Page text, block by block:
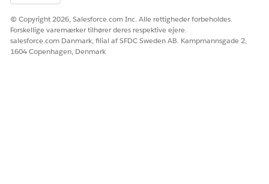
© Copyright 2026, Salesforce.com Inc. Alle rettigheder forbeholdes.
Forskellige varemærker tilhører deres respektive ejere.
salesforce.com Danmark, filial af SFDC Sweden AB. Kampmannsgade 2,
1604 Copenhagen, Denmark